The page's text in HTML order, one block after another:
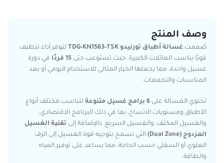
وصف المنتج
صُممت غسالة أطباق تورنيدو TDG-KN1563-TSK
لتوفر أداء تنظيف
قويًا يناسب العائلات الكبيرة، حيث تستوعب حتى 15 فردًا
في دورة
غسيل واحدة، مما يجعلها الخيار المثالي للاستخدام اليومي أو بعد
المناسبات والتجمعات.
تحتوي الغسالة على 6 برامج غسيل متنوعة
لتناسب مختلف أنواع
الأطباق ومستويات الاتساخ، بما في ذلك البرنامج الاقتصادي،
والغسيل المكثف، والغسيل السريع، بالإضافة إلى تقنية الغسيل
المزدوج (Dual Zone)
التي تسمح بتوجيه قوة الغسيل إلى الرف
العلوي أو السفلي حسب الحاجة، مما يساعد على توفير المياه
والطاقة.